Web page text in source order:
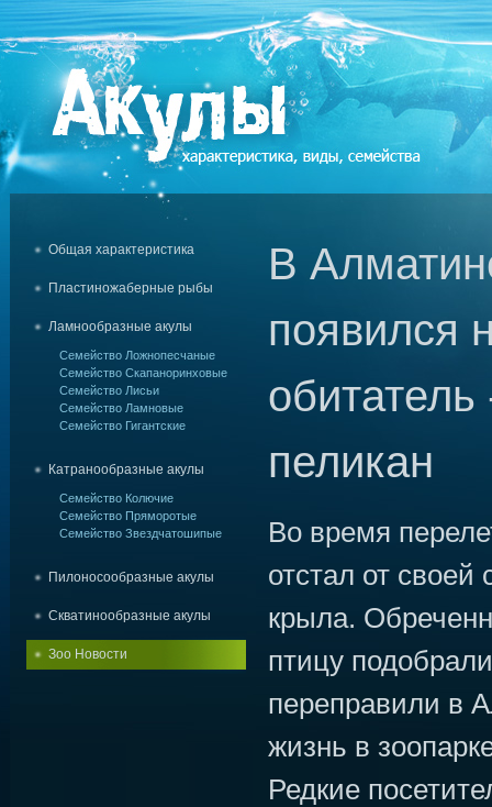
Общая характеристика
Пластиножаберные рыбы
Ламнообразные акулы
Семейство Ложнопесчаные
Семейство Скапаноринховые
Семейство Лисьи
Семейство Ламновые
Семейство Гигантские
Катранообразные акулы
Семейство Колючие
Семейство Пряморотые
Семейство Звездчатошипые
Пилоносообразные акулы
Скватинообразные акулы
Зоо Новости
В
появился
пеликан
Во время
отстал от своей
крыла.
птицу
переправили в
жизнь в
Редкие